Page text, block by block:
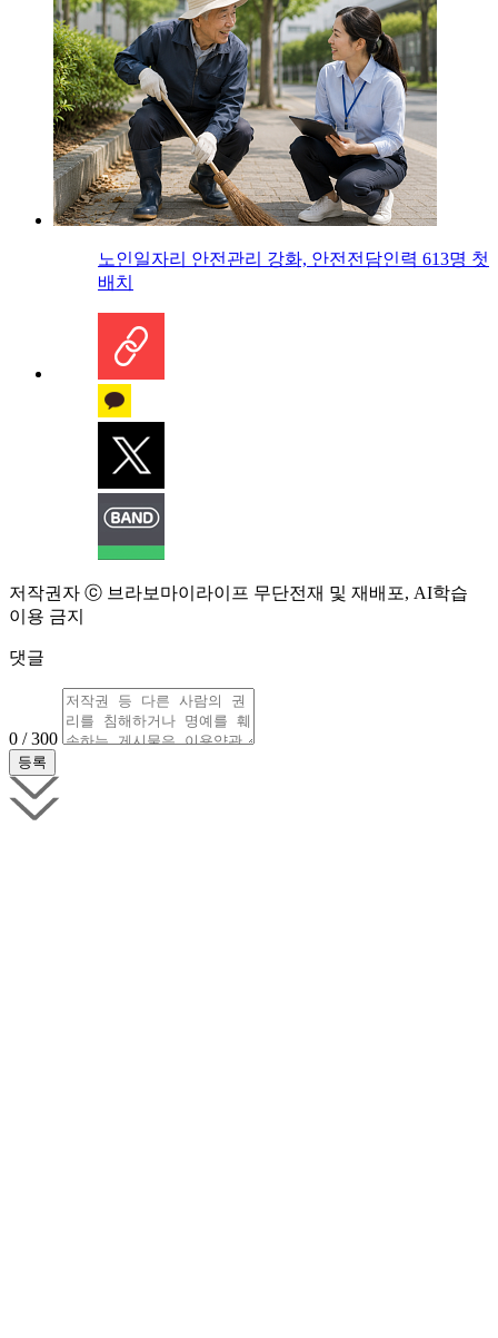
노인일자리 안전관리 강화, 안전전담인력 613명 첫
배치
저작권자 ⓒ 브라보마이라이프 무단전재 및 재배포, AI학습
이용 금지
댓글
0 / 300